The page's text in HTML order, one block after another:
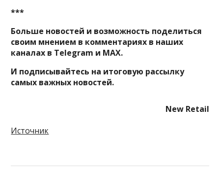
***
Больше новостей и возможность поделиться
своим мнением в комментариях в наших
каналах в Telegram и MAX.
И подписывайтесь на итоговую рассылку
самых важных новостей.
New Retail
Источник